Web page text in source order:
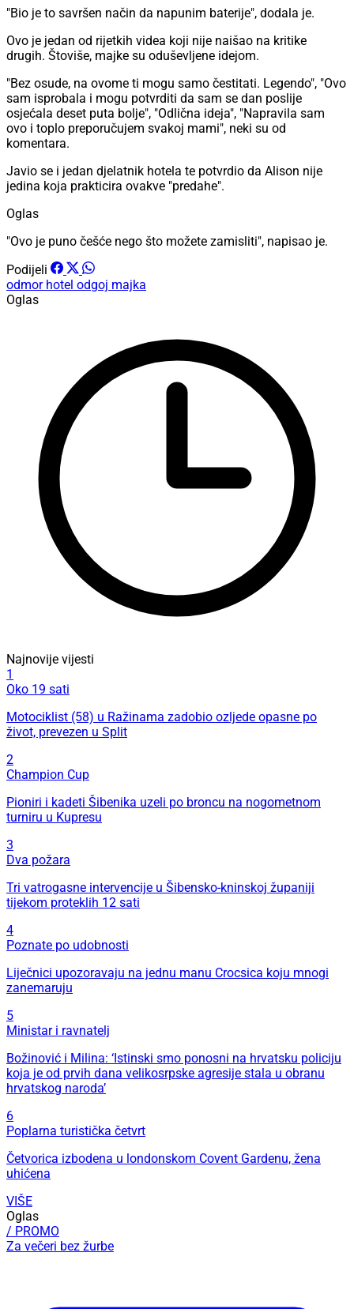
"Bio je to savršen način da napunim baterije", dodala je.
Ovo je jedan od rijetkih videa koji nije naišao na kritike
drugih. Štoviše, majke su oduševljene idejom.
"Bez osude, na ovome ti mogu samo čestitati. Legendo", "Ovo
sam isprobala i mogu potvrditi da sam se dan poslije
osjećala deset puta bolje", "Odlična ideja", "Napravila sam
ovo i toplo preporučujem svakoj mami", neki su od
komentara.
Javio se i jedan djelatnik hotela te potvrdio da Alison nije
jedina koja prakticira ovakve "predahe".
Oglas
"Ovo je puno češće nego što možete zamisliti", napisao je.
Podijeli
odmor hotel odgoj majka
Oglas
Najnovije vijesti
1
Oko 19 sati
Motociklist (58) u Ražinama zadobio ozljede opasne po
život, prevezen u Split
2
Champion Cup
Pioniri i kadeti Šibenika uzeli po broncu na nogometnom
turniru u Kupresu
3
Dva požara
Tri vatrogasne intervencije u Šibensko-kninskoj županiji
tijekom proteklih 12 sati
4
Poznate po udobnosti
Liječnici upozoravaju na jednu manu Crocsica koju mnogi
zanemaruju
5
Ministar i ravnatelj
Božinović i Milina: ‘Istinski smo ponosni na hrvatsku policiju
koja je od prvih dana velikosrpske agresije stala u obranu
hrvatskog naroda’
6
Poplarna turistička četvrt
Četvorica izbodena u londonskom Covent Gardenu, žena
uhićena
VIŠE
Oglas
/ PROMO
Za večeri bez žurbe